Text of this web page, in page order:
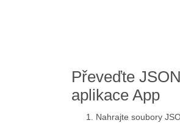
Převeďte
aplikace App
Nahrajte soubory